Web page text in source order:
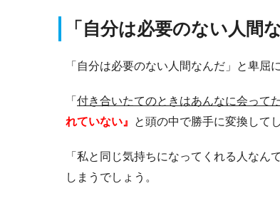
「自分は必要のない人間
「自分は必要のない人間なんだ」と卑屈
「 付き合いたてのときはあんなに会って
れていない』
と頭の中で勝手に変換して
「私と同じ気持ちになってくれる人な
しまうでしょう。